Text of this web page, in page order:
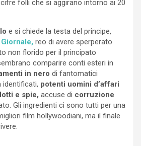
folli che si aggirano intorno ai 20
e si chiede la testa del principe,
reo di avere sperperato
non florido per il principato
comparire conti esteri in
in nero di fantomatici
identificati, potenti uomini d’affari
e spie, accuse di corruzione
Gli ingredienti ci sono tutti per una
film hollywoodiani, ma il finale